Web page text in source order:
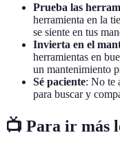
Prueba las
herramienta en la
se siente en tus
Invierta en el
herramientas en
un mantenimiento
Sé paciente: No te
para buscar y
📺 Para ir más